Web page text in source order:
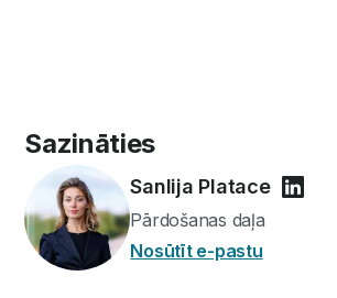
Sazināties
Sanlija Platace
Pārdošanas daļa
Nosūtīt e-pastu